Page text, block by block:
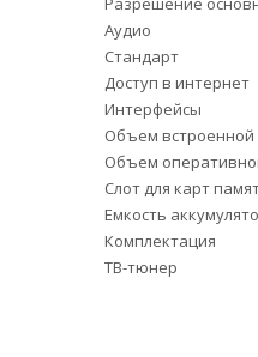
Аудио
Стандарт
Доступ в интернет
Интерфейсы
Объем встроенной
Объем
Слот для карт
Емкость
Комплектация
ТВ-тюнер